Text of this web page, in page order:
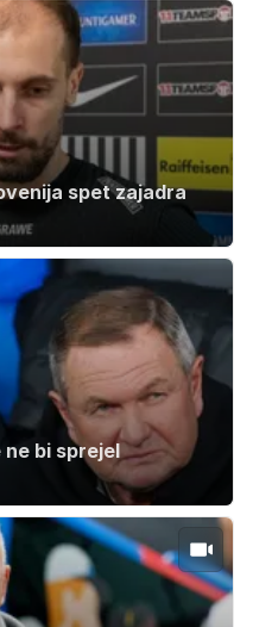
spet zajadra
bi sprejel